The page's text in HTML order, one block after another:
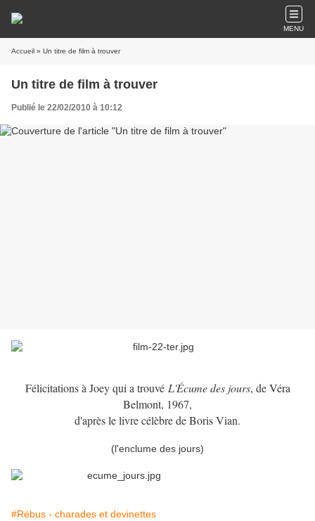
MENU
Accueil » Un titre de film à trouver
Un titre de film à trouver
Publié le 22/02/2010 à 10:12
Félicitations à Joey qui a trouvé L'Écume des jours, de Véra
Belmont, 1967,
d'après le livre célèbre de Boris Vian.
(l'enclume des jours)
#Rébus - charades et devinettes